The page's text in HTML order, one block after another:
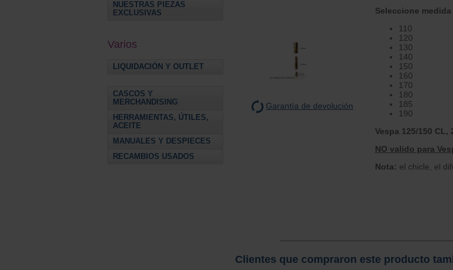
NUESTRAS PIEZAS
EXCLUSIVAS
Varios
LIQUIDACIÓN Y OUTLET
CASCOS Y
MERCHANDISING
HERRAMIENTAS, ÚTILES,
ACEITE
MANUALES Y DESPIECES
RECAMBIOS USADOS
Garantía de devolución
Seleccione
110
120
130
140
150
160
170
180
185
190
Vespa 125/150 CL,
NO valido para
Nota: el chicle, el
Clientes que compraron este producto